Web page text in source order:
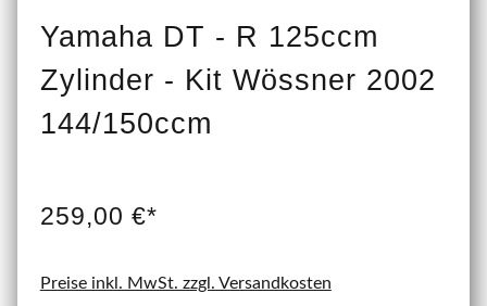
Yamaha DT - R 125ccm
Zylinder - Kit Wössner 2002
144/150ccm
259,00 €*
Preise inkl. MwSt. zzgl. Versandkosten